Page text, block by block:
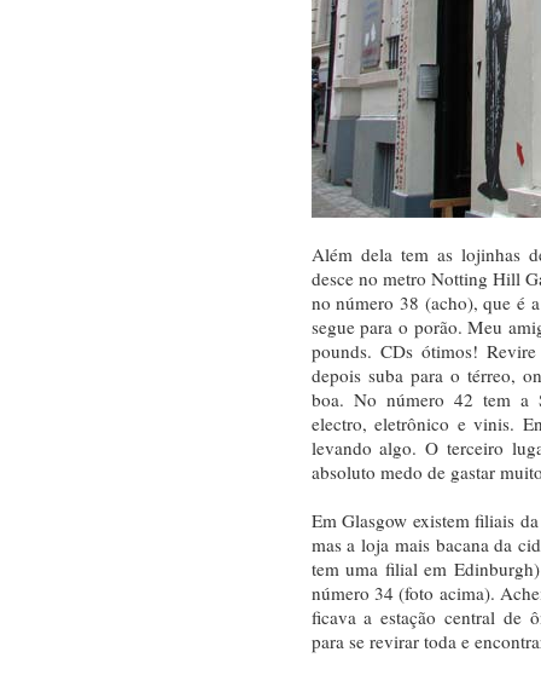
Além dela tem as lojinhas
desce no metro Notting Hill
no número 38 (acho), que é
segue para o porão. Meu
pounds. CDs ótimos!
depois suba para o térreo,
boa. No número 42 tem a
electro, eletrônico e vinis.
levando algo. O terceiro
absoluto medo de gastar
Em Glasgow existem filiais
mas a loja mais bacana da
tem uma filial em
número 34 (foto acima).
ficava a estação central de
para se revirar toda e